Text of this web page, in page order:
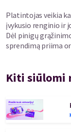
Platintojas veikia
įvykusio renginio ir
Dėl pinigų
sprendimą priima
Kiti siūlomi